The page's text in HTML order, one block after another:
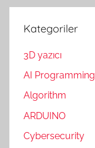
Kategoriler
3D yazıcı
AI Programming
Algorithm
ARDUINO
Cybersecurity